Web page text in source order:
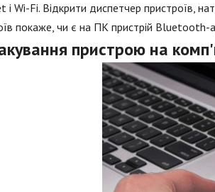
і Wi-Fi. Відкрити диспетчер пристроїв,
покаже, чи є на ПК пристрій
пристрою на